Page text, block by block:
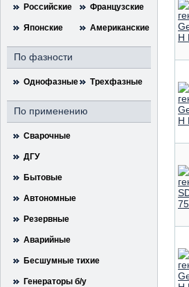
Российские Французские
Японские Американские
По фазности
Однофазные Трехфазные
По применению
Сварочные
ДГУ
Бытовые
Автономные
Резервные
Аварийные
Бесшумные тихие
Генераторы б/у